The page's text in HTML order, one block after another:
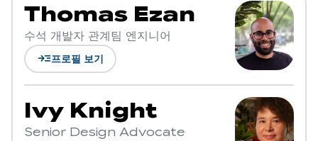
Thomas Ezan
수석 개발자 관계팀 엔지니어
read_more프로필 보기
Ivy Knight
Senior Design Advocate